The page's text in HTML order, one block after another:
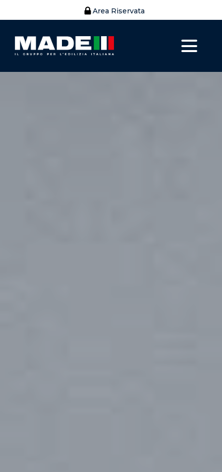
Area Riservata